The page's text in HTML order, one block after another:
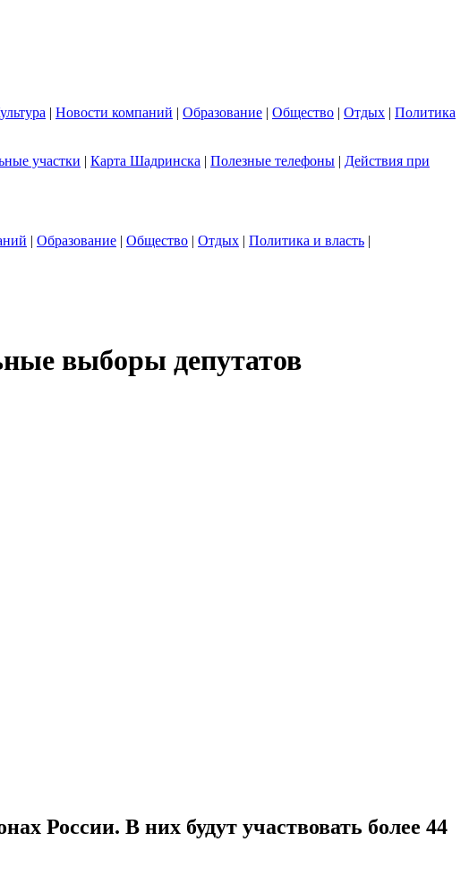
| Новости компаний | Образование | Общество | Отдых | Политика
участки | Карта Шадринска | Полезные телефоны | Действия при
| Образование | Общество | Отдых | Политика и власть |
выборы депутатов
России. В них будут участвовать более 44